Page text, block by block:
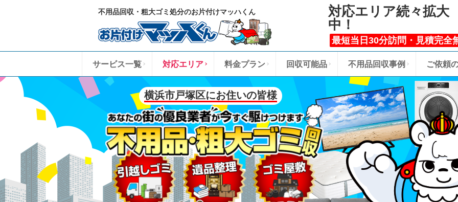
不用品回収・粗大ゴミ処分のお片付けマッハくん 対応エリア続々拡大
中！
最短当日30分訪問・見積完全
サービス一覧 対応エリア 料金プラン 回収可能品 不用品回収事例 ご依頼
横浜市戸塚区にお住いの皆様